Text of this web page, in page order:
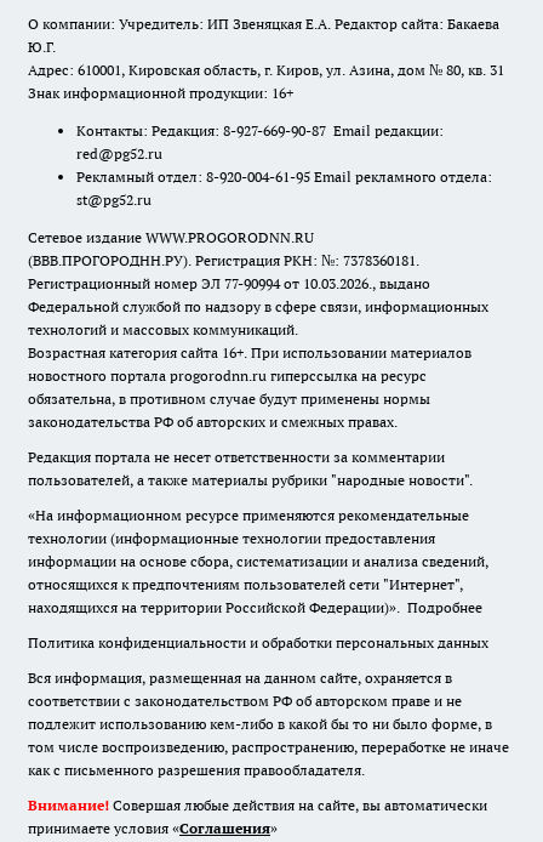
О компании: Учредитель: ИП Звеняцкая Е.А. Редактор сайта: Бакаева
Ю.Г.
Адрес: 610001, Кировская область, г. Киров, ул. Азина, дом № 80, кв. 31
Знак информационной продукции: 16+
Контакты: Редакция: 8-927-669-90-87 Email редакции:
red@pg52.ru
Рекламный отдел: 8-920-004-61-95 Email рекламного отдела:
st@pg52.ru
Сетевое издание WWW.PROGORODNN.RU
(ВВВ.ПРОГОРОДНН.РУ). Регистрация РКН: №: 7378360181.
Регистрационный номер ЭЛ 77-90994 от 10.03.2026., выдано
Федеральной службой по надзору в сфере связи, информационных
технологий и массовых коммуникаций.
Возрастная категория сайта 16+. При использовании материалов
новостного портала progorodnn.ru гиперссылка на ресурс
обязательна, в противном случае будут применены нормы
законодательства РФ об авторских и смежных правах.
Редакция портала не несет ответственности за комментарии
пользователей, а также материалы рубрики "народные новости".
«На информационном ресурсе применяются рекомендательные
технологии (информационные технологии предоставления
информации на основе сбора, систематизации и анализа сведений,
относящихся к предпочтениям пользователей сети "Интернет",
находящихся на территории Российской Федерации)». Подробнее
Политика конфиденциальности и обработки персональных данных
Вся информация, размещенная на данном сайте, охраняется в
соответствии с законодательством РФ об авторском праве и не
подлежит использованию кем-либо в какой бы то ни было форме, в
том числе воспроизведению, распространению, переработке не иначе
как с письменного разрешения правообладателя.
Внимание! Совершая любые действия на сайте, вы автоматически
принимаете условия «Cоглашения»